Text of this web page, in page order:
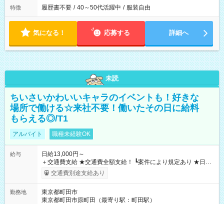
特徴 履歴書不要 / 40～50代活躍中 / 服装自由
気になる！ 応募する 詳細へ
未読
ちいさいかわいいキャラのイベントも！好きな
場所で働ける☆来社不要！働いたその日に給料
もらえる◎/T1
アルバイト 職種未経験OK
給与
日給13,000円～
＋交通費支給 ★交通費全額支給！ ┗案件により規定あり ★日払
いOK！（規定あり） ┗働いたその日に現金GET♪ お仕事後はコ
ンビニATMから 日払い分を引き落とせます！ 【試用期間】試
交通費別途支給あり
勤務地
東京都町田市
東京都町田市原町田（最寄り駅：町田駅）